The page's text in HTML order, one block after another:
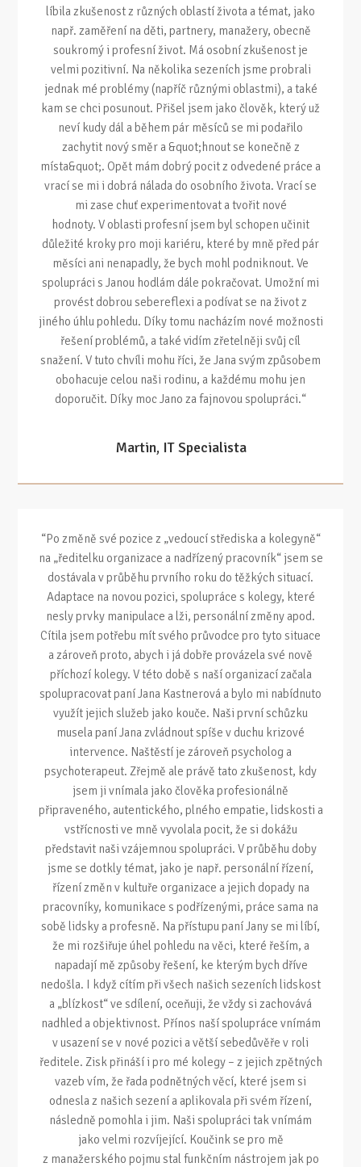
líbila zkušenost z různých oblastí života a témat, jako
např. zaměření na děti, partnery, manažery, obecně
soukromý i profesní život. Má osobní zkušenost je
velmi pozitivní. Na několika sezeních jsme probrali
jednak mé problémy (napříč různými oblastmi), a také
kam se chci posunout. Přišel jsem jako člověk, který už
neví kudy dál a během pár měsíců se mi podařilo
zachytit nový směr a &quot;hnout se konečně z
místa&quot;. Opět mám dobrý pocit z odvedené práce a
vrací se mi i dobrá nálada do osobního života. Vrací se
mi zase chuť experimentovat a tvořit nové
hodnoty. V oblasti profesní jsem byl schopen učinit
důležité kroky pro moji kariéru, které by mně před pár
měsíci ani nenapadly, že bych mohl podniknout. Ve
spolupráci s Janou hodlám dále pokračovat. Umožní mi
provést dobrou sebereflexi a podívat se na život z
jiného úhlu pohledu. Díky tomu nacházím nové možnosti
řešení problémů, a také vidím zřetelněji svůj cíl
snažení. V tuto chvíli mohu říci, že Jana svým způsobem
obohacuje celou naši rodinu, a každému mohu jen
doporučit. Díky moc Jano za fajnovou spolupráci.“
Martin, IT Specialista
“Po změně své pozice z „vedoucí střediska a kolegyně“
na „ředitelku organizace a nadřízený pracovník“ jsem se
dostávala v průběhu prvního roku do těžkých situací.
Adaptace na novou pozici, spolupráce s kolegy, které
nesly prvky manipulace a lži, personální změny apod.
Cítila jsem potřebu mít svého průvodce pro tyto situace
a zároveň proto, abych i já dobře provázela své nově
příchozí kolegy. V této době s naší organizací začala
spolupracovat paní Jana Kastnerová a bylo mi nabídnuto
využít jejich služeb jako kouče. Naši první schůzku
musela paní Jana zvládnout spíše v duchu krizové
intervence. Naštěstí je zároveň psycholog a
psychoterapeut. Zřejmě ale právě tato zkušenost, kdy
jsem ji vnímala jako člověka profesionálně
připraveného, autentického, plného empatie, lidskosti a
vstřícnosti ve mně vyvolala pocit, že si dokážu
představit naši vzájemnou spolupráci. V průběhu doby
jsme se dotkly témat, jako je např. personální řízení,
řízení změn v kultuře organizace a jejich dopady na
pracovníky, komunikace s podřízenými, práce sama na
sobě lidsky a profesně. Na přístupu paní Jany se mi líbí,
že mi rozšiřuje úhel pohledu na věci, které řeším, a
napadají mě způsoby řešení, ke kterým bych dříve
nedošla. I když cítím při všech našich sezeních lidskost
a „blízkost“ ve sdílení, oceňuji, že vždy si zachovává
nadhled a objektivnost. Přínos naší spolupráce vnímám
v usazení se v nové pozici a větší sebedůvěře v roli
ředitele. Zisk přináší i pro mé kolegy – z jejich zpětných
vazeb vím, že řada podnětných věcí, které jsem si
odnesla z našich sezení a aplikovala při svém řízení,
následně pomohla i jim. Naši spolupráci tak vnímám
jako velmi rozvíjející. Koučink se pro mě
z manažerského pojmu stal funkčním nástrojem jak po